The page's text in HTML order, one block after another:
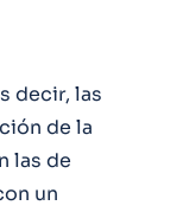
decir, las
de la
las de
un